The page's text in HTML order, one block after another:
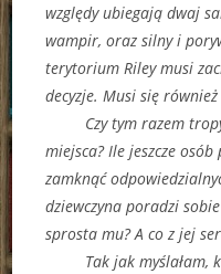
względy ubiegają dwaj
wampir, oraz silny i
terytorium Riley musi
decyzje. Musi się
Czy tym razem tropy
miejsca? Ile jeszcze
zamknąć
dziewczyna poradzi
sprosta mu? A co z jej
Tak jak myślałam,